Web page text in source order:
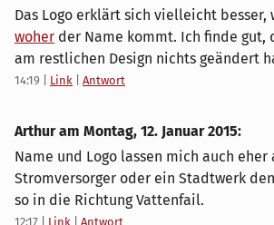
Das Logo erklärt sich vielleicht besser,
woher der Name kommt. Ich finde gut,
am restlichen Design nichts geändert
14:19 Link Antwort
Arthur am Montag, 12. Januar 2015:
Name und Logo lassen mich auch eher
Stromversorger oder ein Stadtwerk
so in die Richtung Vattenfail.
12:17 Link Antwort